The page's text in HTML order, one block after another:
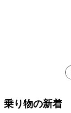
乗り物の新着